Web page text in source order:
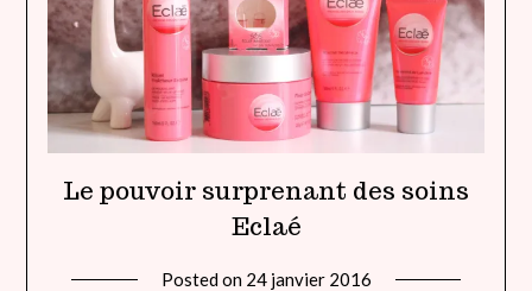
Le pouvoir surprenant des soins
Eclaé
Posted on 24 janvier 2016